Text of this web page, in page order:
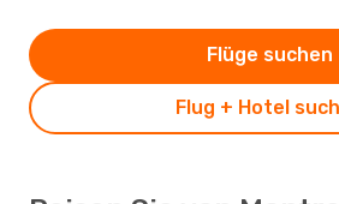
Flug + Hotel
Flüge suchen